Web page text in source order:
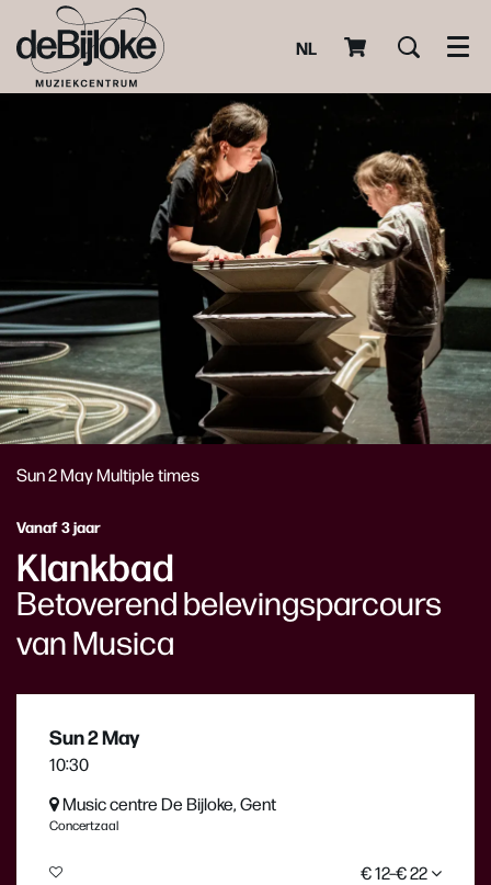
NL
Klankbad
Betoverend belevingsparcours
van Musica
Vanaf 3 jaar
Sun 2 MayMultiple times
Sun 2 May
10:30
Music centre De Bijloke, Gent
Concertzaal
€ 12–€ 22